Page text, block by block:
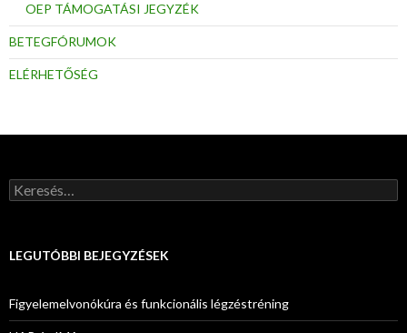
OEP TÁMOGATÁSI JEGYZÉK
BETEGFÓRUMOK
ELÉRHETŐSÉG
Keresés:
LEGUTÓBBI BEJEGYZÉSEK
Figyelemelvonókúra és funkcionális légzéstréning